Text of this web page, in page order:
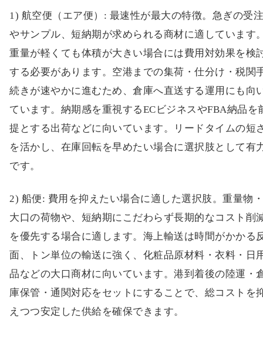
重量が軽くても体積が大きい場合には費用対効果を検
する必要があります。空港までの集荷・仕分け・税関
続きが速やかに進むため、倉庫へ直送する運用にも向
ています。納期感を重視するECビジネスやFBA納品を
提とする出荷などに向いています。リードタイムの短
を活かし、在庫回転を早めたい場合に選択肢として有
です。
2) 船便: 費用を抑えたい場合に適した選択肢。重量物
を優先する場合に適します。海上輸送は時間がかかる
面、トン単位の輸送に強く、化粧品原材料・衣料・日
品などの大口商材に向いています。港到着後の陸運・
庫保管・通関対応をセットにすることで、総コストを
えつつ安定した供給を確保できます。
3) 国際クーリエ: 速さと追跡性を兼ね備えつつ、個別